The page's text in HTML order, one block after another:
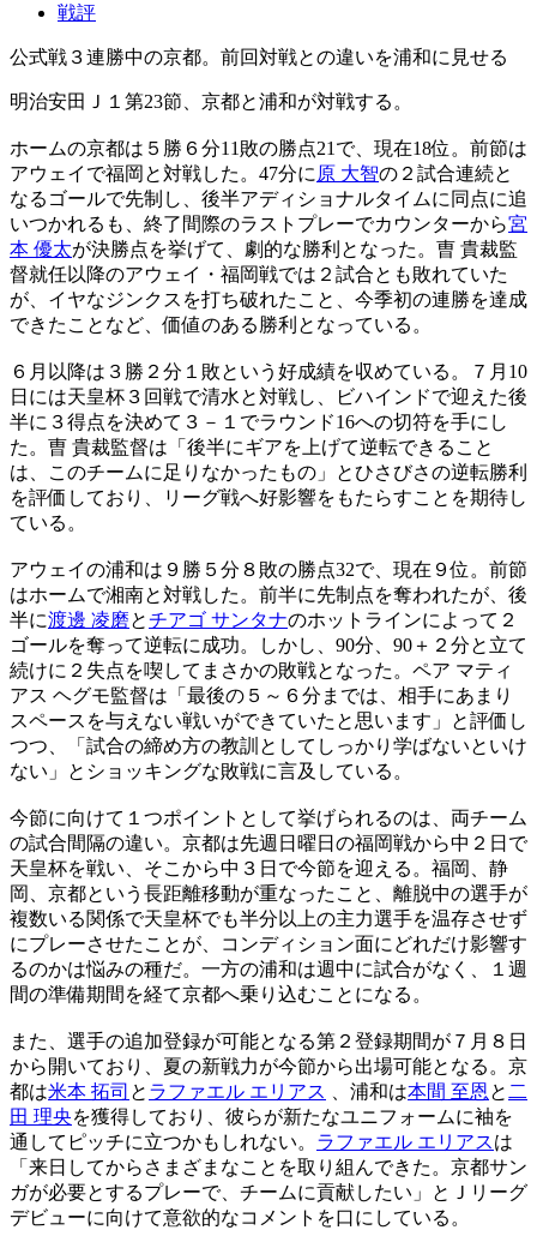
戦評
公式戦３連勝中の京都。前回対戦との違いを浦和に見せる
明治安田Ｊ１第23節、京都と浦和が対戦する。
ホームの京都は５勝６分11敗の勝点21で、現在18位。前節は
アウェイで福岡と対戦した。47分に 原 大智の２試合連続と
なるゴールで先制し、後半アディショナルタイムに同点に追
いつかれるも、終了間際のラストプレーでカウンターから宮
本 優太が決勝点を挙げて、劇的な勝利となった。曺 貴裁監
督就任以降のアウェイ・福岡戦では２試合とも敗れていた
が、イヤなジンクスを打ち破れたこと、今季初の連勝を達成
できたことなど、価値のある勝利となっている。
６月以降は３勝２分１敗という好成績を収めている。７月10
日には天皇杯３回戦で清水と対戦し、ビハインドで迎えた後
半に３得点を決めて３－１でラウンド16への切符を手にし
た。曺 貴裁監督は「後半にギアを上げて逆転できること
は、このチームに足りなかったもの」とひさびさの逆転勝利
を評価しており、リーグ戦へ好影響をもたらすことを期待し
ている。
アウェイの浦和は９勝５分８敗の勝点32で、現在９位。前節
はホームで湘南と対戦した。前半に先制点を奪われたが、後
半に渡邊 凌磨とチアゴ サンタナのホットラインによって２
ゴールを奪って逆転に成功。しかし、90分、90＋２分と立て
続けに２失点を喫してまさかの敗戦となった。ペア マティ
アス ヘグモ監督は「最後の５～６分までは、相手にあまり
スペースを与えない戦いができていたと思います」と評価し
つつ、「試合の締め方の教訓としてしっかり学ばないといけ
ない」とショッキングな敗戦に言及している。
今節に向けて１つポイントとして挙げられるのは、両チーム
の試合間隔の違い。京都は先週日曜日の福岡戦から中２日で
天皇杯を戦い、そこから中３日で今節を迎える。福岡、静
岡、京都という長距離移動が重なったこと、離脱中の選手が
複数いる関係で天皇杯でも半分以上の主力選手を温存させず
にプレーさせたことが、コンディション面にどれだけ影響す
るのかは悩みの種だ。一方の浦和は週中に試合がなく、１週
間の準備期間を経て京都へ乗り込むことになる。
また、選手の追加登録が可能となる第２登録期間が７月８日
から開いており、夏の新戦力が今節から出場可能となる。京
都は米本 拓司 と ラファエル エリアス 、浦和は本間 至恩 と 二
田 理央を獲得しており、彼らが新たなユニフォームに袖を
通してピッチに立つかもしれない。 ラファエル エリアスは
「来日してからさまざまなことを取り組んできた。京都サン
ガが必要とするプレーで、チームに貢献したい」とＪリーグ
デビューに向けて意欲的なコメントを口にしている。